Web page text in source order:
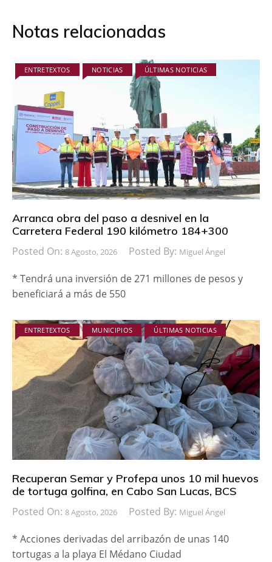
Notas relacionadas
ENTRETEXTOS NOTICIAS ÚLTIMAS NOTICIAS
Arranca obra del paso a desnivel en la
Carretera Federal 190 kilómetro 184+300
Posted On: 8 Agosto, 2026 Posted By: Miguel Ángel
* Tendrá una inversión de 271 millones de pesos y
beneficiará a más de 550
ENTRETEXTOS MUNICIPIOS ÚLTIMAS NOTICIAS
Recuperan Semar y Profepa unos 10 mil huevos
de tortuga golfina, en Cabo San Lucas, BCS
Posted On: 8 Agosto, 2026 Posted By: Miguel Ángel
* Acciones derivadas del arribazón de unas 140
tortugas a la playa El Médano Ciudad